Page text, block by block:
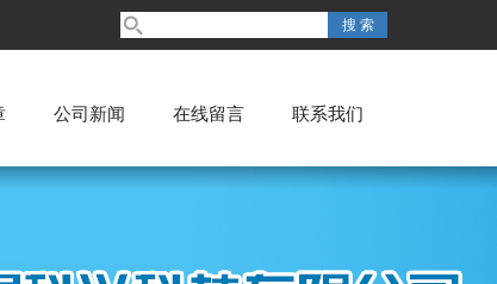
公司新闻 在线留言 联系我们